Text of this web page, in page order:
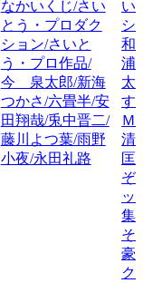
なかいくじ/さい
とう・プロダク
ション/さいと
う・プロ作品/
今 泉太郎/新海
つかさ/六畳半/安
田翔哉/兎中晋二/
藤川よつ葉/雨野
小夜/永田礼路
い
シ
和
浦
太
す
Ｍ
清
匡
ぞ
ッ
集
そ
豪
ク